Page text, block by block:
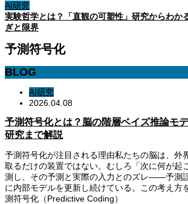
AI研究
実験哲学とは？「直観の可塑性」研究からわか
ぎと限界
予測符号化
BLOG
AI研究
2026.04.08
予測符号化とは？脳の階層ベイズ推論モ
研究まで解説
予測符号化が注目される理由私たちの脳は、外
取るだけの装置ではない。むしろ「次に何が起
測し、その予測と実際の入力とのズレ——予測
に内部モデルを更新し続けている。この考え方
測符号化（Predictive Coding）